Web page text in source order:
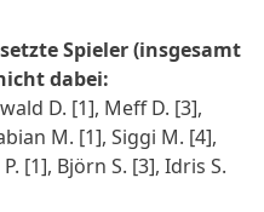
Spieler (insgesamt
dabei:
D. [1], Meff D. [3],
M. [1], Siggi M. [4],
[1], Björn S. [3], Idris S.